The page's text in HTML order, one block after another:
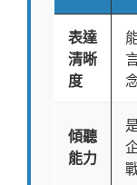
表達
清晰
度
傾聽
能力